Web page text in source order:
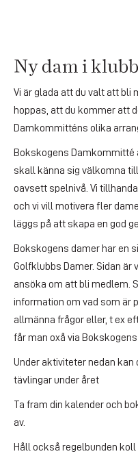
Ny dam i
Vi är glada att du valt att bli
hoppas, att du kommer att
Damkommitténs olika
Bokskogens Damkommitté
skall känna sig välkomna
oavsett spelnivå. Vi
och vi vill motivera fler
läggs på att skapa en god
Bokskogens damer har en
Golfklubbs Damer. Sidan är
ansöka om att bli medlem.
information om vad som är
allmänna frågor eller, t ex
får man oxå via Bokskogens
Under aktiviteter nedan
tävlingar under året
Ta fram din kalender och
av.
Håll också regelbunden koll